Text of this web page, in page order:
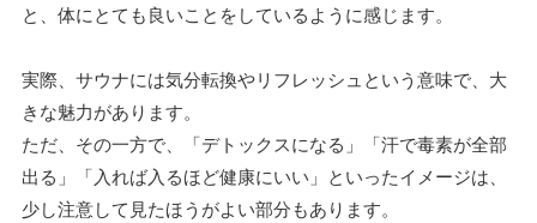
と、体にとても良いことをしているように感じます。
実際、サウナには気分転換やリフレッシュという意味で、大
きな魅力があります。
ただ、その一方で、「デトックスになる」「汗で毒素が全部
出る」「入れば入るほど健康にいい」といったイメージは、
少し注意して見たほうがよい部分もあります。